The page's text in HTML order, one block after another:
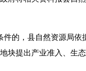
，县自然资源局依
块提出产业准入、生态